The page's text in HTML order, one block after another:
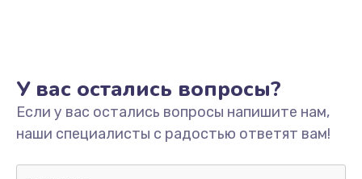
Замена стекла
990 руб.
Заказать
У вас остались вопросы?
Если у вас остались вопросы напишите нам,
наши специалисты с радостью ответят вам!